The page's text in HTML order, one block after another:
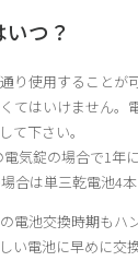
つ？
り使用することが可
てはいけません
て下さい。
気錠の場合で1年
合は単三乾電池4
電池交換時期もハ
電池に早めに交換